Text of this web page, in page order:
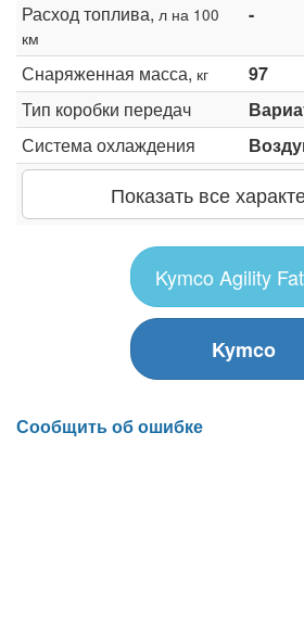
Расход топлива, л на 100
км
-
Снаряженная масса, кг
97
Тип коробки передач
Система охлаждения
Показать все
Kymco Agility
Kymco
Сообщить об ошибке